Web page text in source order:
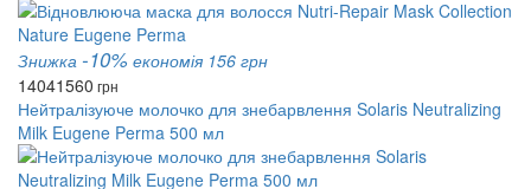
Знижка -10% економія 156 грн
14041560 грн
Нейтралізуюче молочко для знебарвлення Solaris Neutralizing
Milk Eugene Perma 500 мл